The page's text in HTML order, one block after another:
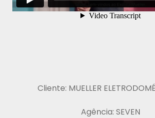
Cliente: MUELLER
Agência: SEVEN